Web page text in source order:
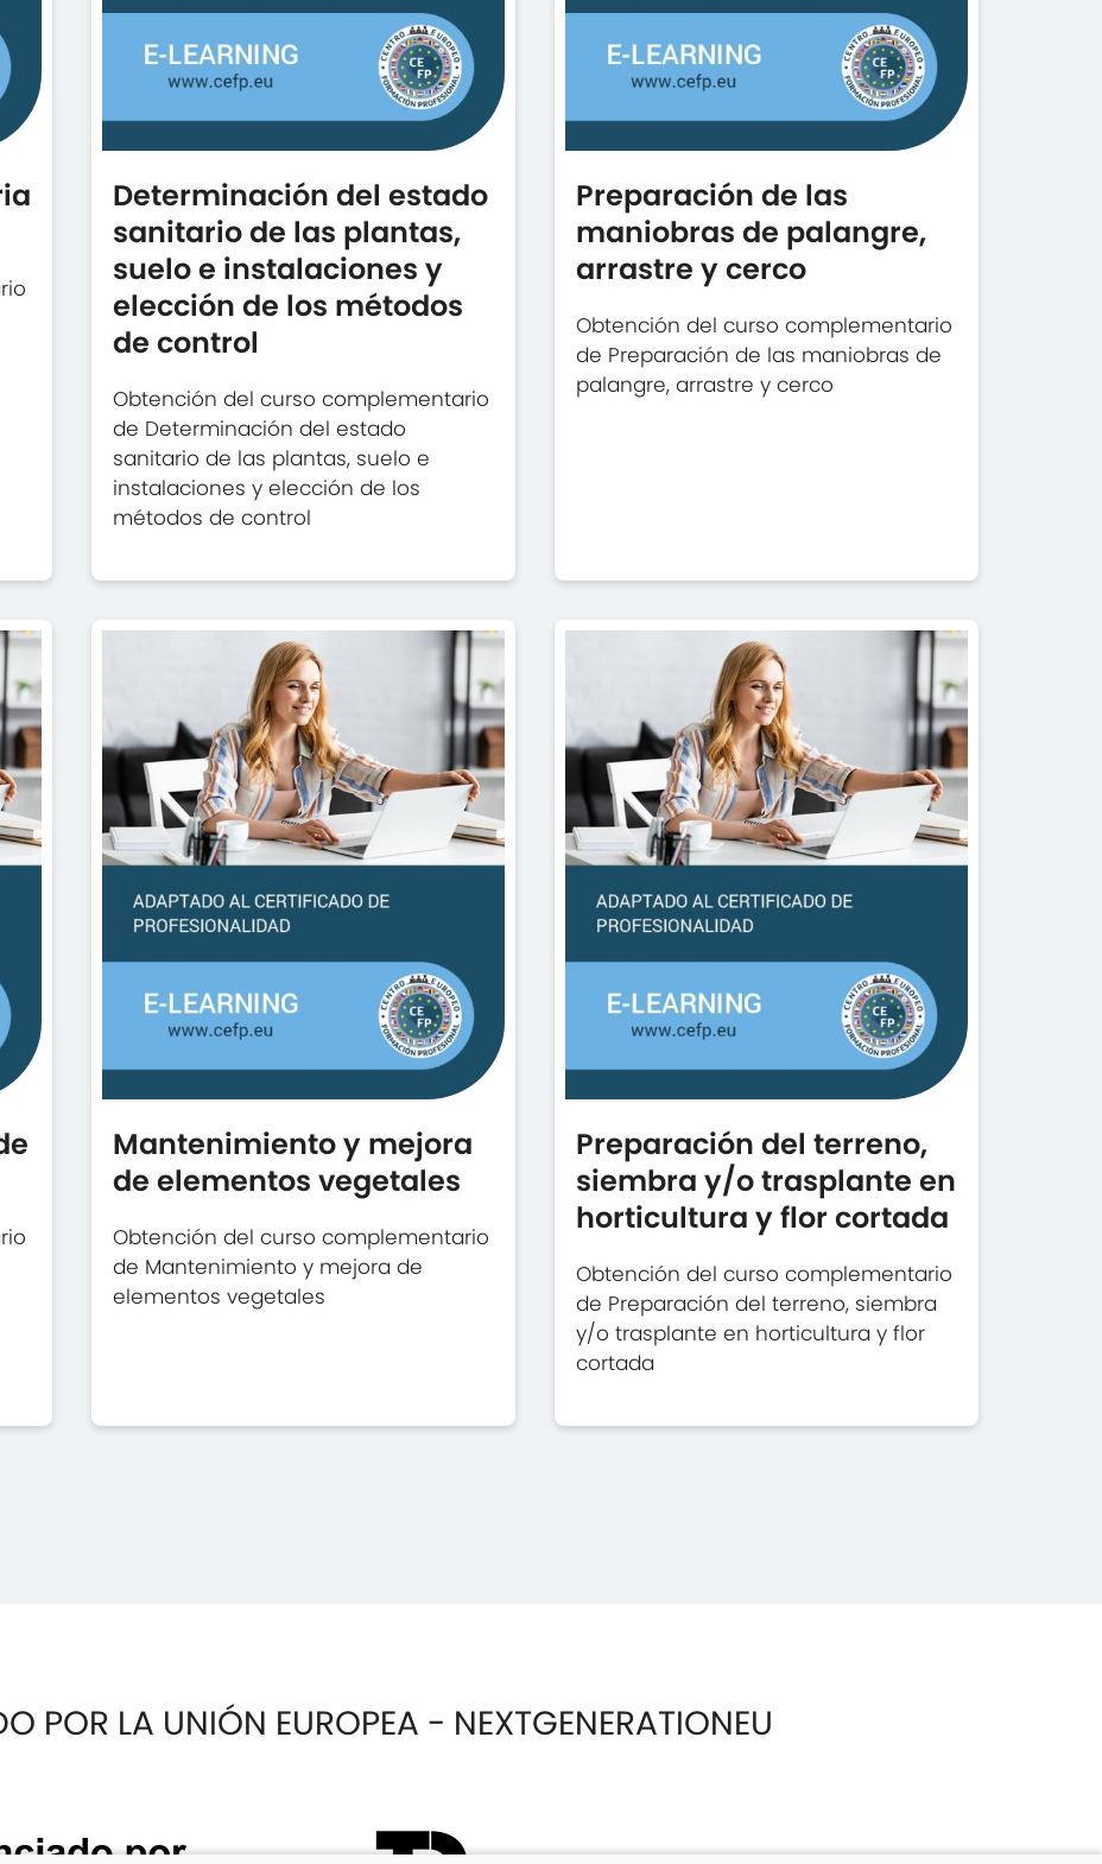
Determinación del estado
sanitario de las plantas,
suelo e instalaciones y
elección de los métodos
de control
Obtención del curso complementario
de Determinación del estado
sanitario de las plantas, suelo e
instalaciones y elección de los
métodos de control
Preparación de las
maniobras de palangre,
arrastre y cerco
Obtención del curso complementario
de Preparación de las maniobras de
palangre, arrastre y cerco
Mantenimiento y mejora
de elementos vegetales
Obtención del curso complementario
de Mantenimiento y mejora de
elementos vegetales
Preparación del terreno,
siembra y/o trasplante en
horticultura y flor cortada
Obtención del curso complementario
de Preparación del terreno, siembra
y/o trasplante en horticultura y flor
cortada
POR LA UNIÓN EUROPEA - NEXTGENERATIONEU